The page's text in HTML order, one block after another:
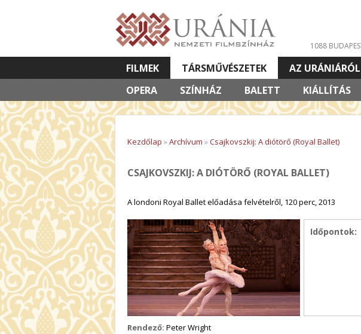
1088
FILMEK
TÁRSMŰVÉSZETEK
OPERA
SZÍNHÁZ BALETT KIÁLLÍTÁS
AZ URÁNIÁRÓL
VETÍTETT KÉPES ELŐADÁSOK
Kezdőlap »Archívum »Csajkovszkij: A diótörő (Royal Ballet)
CSAJKOVSZKIJ: A DIÓTÖRŐ (ROYAL BALLET)
A londoni Royal Ballet előadása felvételről, 120 perc, 2013
Időpontok:
Rendező: Peter Wright